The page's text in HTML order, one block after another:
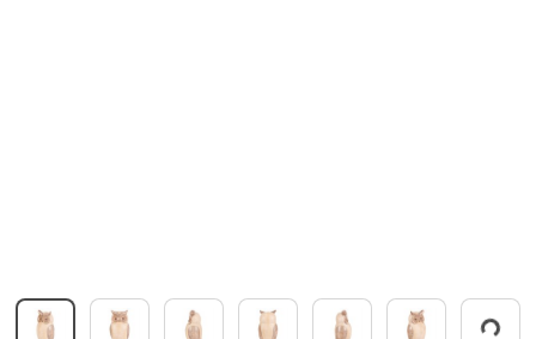
Pracuji...